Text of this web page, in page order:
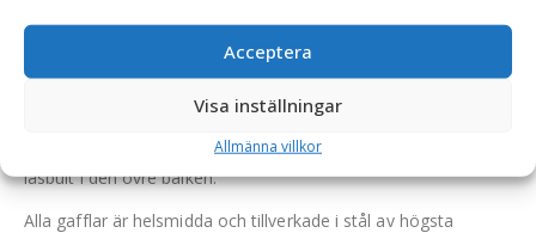
Acceptera
Visa inställningar
Allmänna villkor
större teleskoplastare. Pallgaffeln är framtagen och anpassad
för dagens högt ställda krav på kvalitet, säkerhet och
Gafflarna flyttas manuellt och låses fast i rätt läge med en
låsbult i den övre balken.
Alla gafflar är helsmidda och tillverkade i stål av högsta